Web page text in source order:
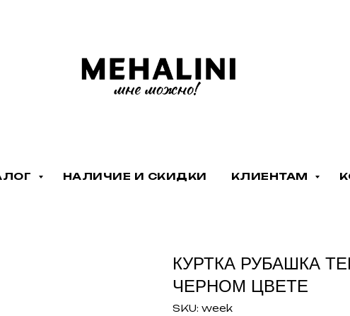
НАЛИЧИЕ И СКИДКИ КЛИЕНТАМ
КУРТКА РУБАШКА
ЧЕРНОМ ЦВЕТЕ
SKU: week